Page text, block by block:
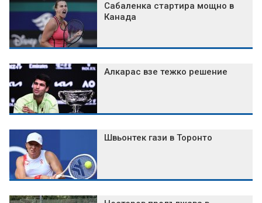
Сабаленка стартира мощно в
Канада
Алкарас взе тежко решение
Швьонтек гази в Торонто